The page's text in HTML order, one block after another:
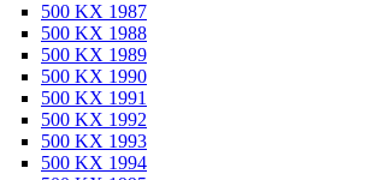
500 KX 1987
500 KX 1988
500 KX 1989
500 KX 1990
500 KX 1991
500 KX 1992
500 KX 1993
500 KX 1994